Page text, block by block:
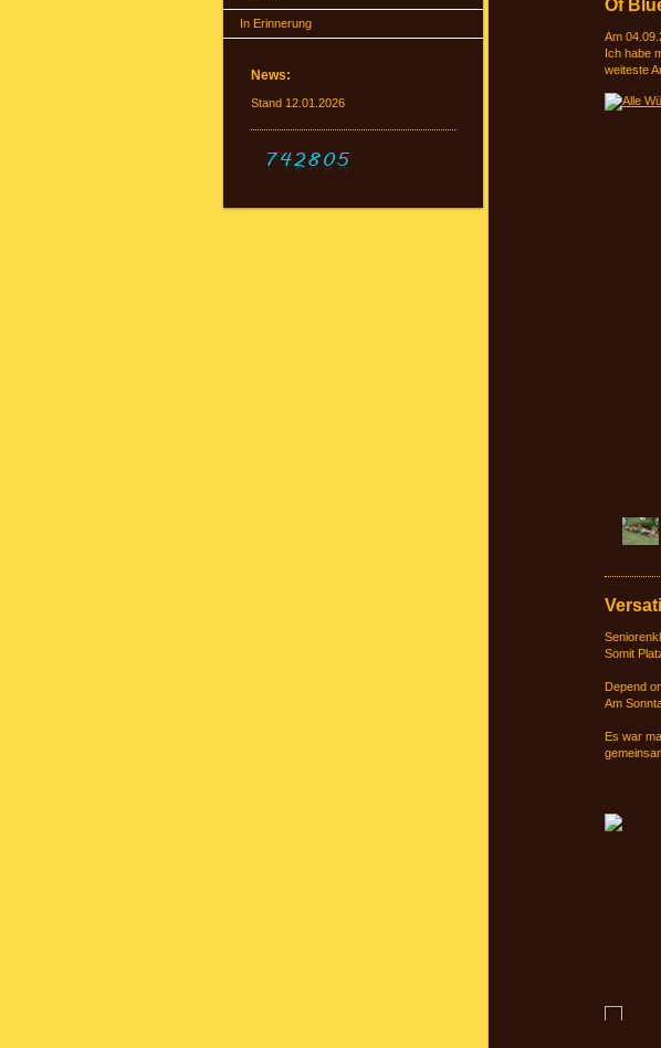
In Erinnerung
News:
Stand 12.01.2026
Of
Am
Ich habe
weiteste
Somit
Depend
Am
Es war